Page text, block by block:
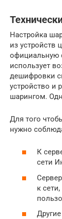
Настройка
из устройств
официальную
использует
дешифровки
устройство и
шарингом.
Для того
нужно
К
сети
к